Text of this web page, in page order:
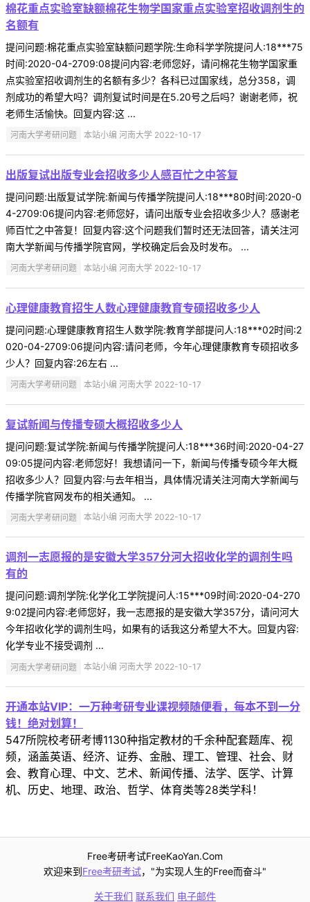
棉花重点实验室缺额棉花生物学国家重点实验室招收调剂生的
名额有
提问问题:棉花重点实验室缺额问题学院:生命科学学院提问人:18***75
时间:2020-04-2709:08提问内容:老师您好，请问棉花生物学国家重
点实验室招收调剂生的名额有多少？各科已过国家线，总分358，调
剂成功的希望大吗？调剂复试时间是在5.20号之后吗？谢谢老师，祝
老师生活愉快。回复内容:这 ...
河南大学考研问题 本站小编 河南大学 2022-10-17
出版复试出版专业会招收多少人感百忙之中答复
提问问题:出版复试学院:新闻与传播学院提问人:18***80时间:2020-0
4-2709:06提问内容:老师您好，请问出版专业会招收多少人？感谢老
师百忙之中答复！回复内容:这个问题我们暂时还无法回答，请关注河
南大学新闻与传播学院官网，学校确定后会及时发布。 ...
河南大学考研问题 本站小编 河南大学 2022-10-17
心理健康教育招生人数心理健康教育专硕招收多少人
提问问题:心理健康教育招生人数学院:教育学部提问人:18***02时间:2
020-04-2709:06提问内容:请问老师，今年心理健康教育专硕招收多
少人？回复内容:26左右 ...
河南大学考研问题 本站小编 河南大学 2022-10-17
复试新闻与传播专硕大概招收多少人
提问问题:复试学院:新闻与传播学院提问人:18***36时间:2020-04-27
09:05提问内容:老师您好！我想请问一下，新闻与传播专硕今年大概
招收多少人？回复内容:与去年相当，具体情况请关注河南大学新闻与
传播学院官网发布的相关通知。 ...
河南大学考研问题 本站小编 河南大学 2022-10-17
调剂一志愿报的是安徽大学357分河大招收化学的调剂生吗
有的
提问问题:调剂学院:化学化工学院提问人:15***09时间:2020-04-270
9:02提问内容:老师您好，我一志愿报的是安徽大学357分，请问河大
今年招收化学的调剂生吗，如果有的话我这分希望大不大。回复内容:
化学专业不接受调剂 ...
河南大学考研问题 本站小编 河南大学 2022-10-17
开通本站VIP：一万种考研专业课视频随便看，每本不到一分
钱！绝对划算！
547所院校考研考博1130种指定教材的千余种配套题库、视
频，涵盖英语、经济、证券、金融、理工、管理、社会、财
会、教育心理、中文、艺术、新闻传播、法学、医学、计算
机、历史、地理、政治、哲学、体育类等28类学科！
Free考研考试FreeKaoYan.Com
欢迎来到Free考研考试，"为实现人生的Free而奋斗"
关于我们 联系我们 电子邮件